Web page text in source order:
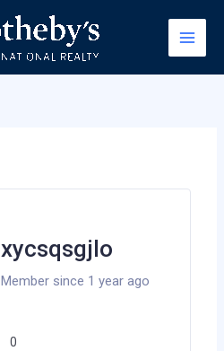
xycsqsgjlo
Member since 1 year ago
0